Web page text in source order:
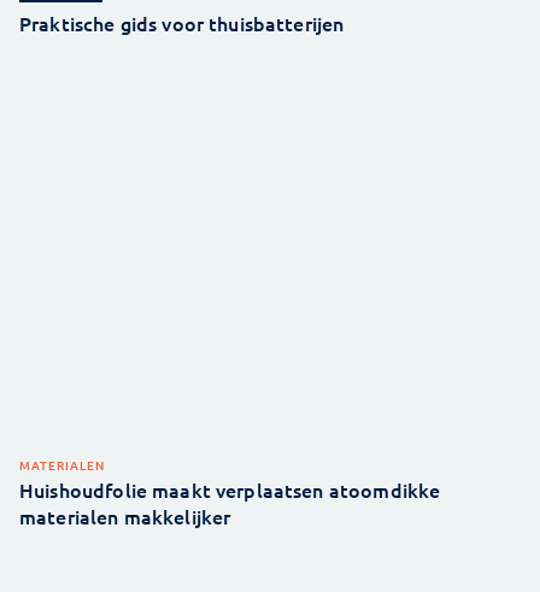
Praktische gids voor thuisbatterijen
MATERIALEN
Huishoudfolie maakt verplaatsen atoomdikke
materialen makkelijker